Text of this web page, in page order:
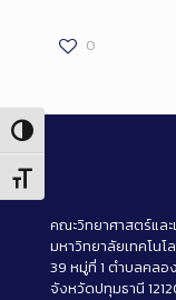
Toggle High Contrast
Toggle Font size
0
คณะวิทยาศาสตร์และ
มหาวิทยาลัยเทคโน
39 หมู่ที่ 1 ตำบลคล
จังหวัดปทุมธานี